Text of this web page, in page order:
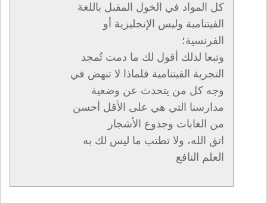
كل المواد في الخول المقبل باللغة
الفيتنامية وليس الإنجليزية أو
الفرنسية؛
وتبعا لذلك أقول لك ما دمت تُمجد
التجربة الفيتنامية فلماذا لا تنهض في
وجه كل من يتحدث عن وضعية
مدارسنا التي هي على الأقل أحسن
من الغابات وجذوع الأشجار
اتق الله، ولا تطتب ما ليس لك به
العلم النافع